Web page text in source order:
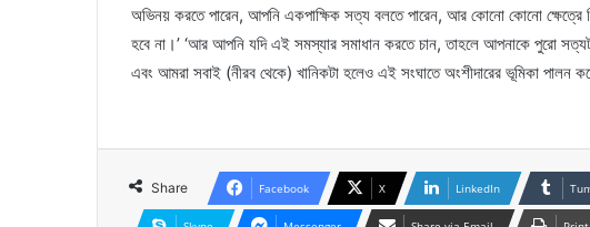
অভিনয় করতে পারেন, আপনি একপাক্ষিক সত্য বলতে পারেন, আর কোনো কোনো ক্ষেত্রে
হবে না।’ ‘আর আপনি যদি এই সমস্যার সমাধান করতে চান, তাহলে আপনাকে পুরো
এবং আমরা সবাই (নীরব থেকে) খানিকটা হলেও এই সংঘাতে অংশীদারের ভূমিকা পালন
Share Facebook X LinkedIn